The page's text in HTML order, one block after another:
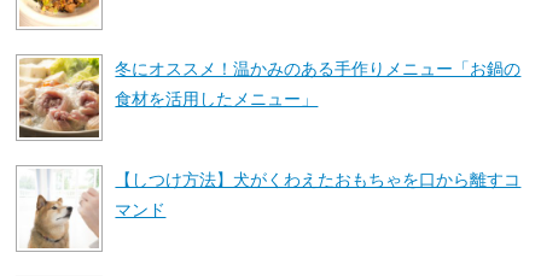
冬にオススメ！温かみのある手作りメニュー「お鍋の
食材を活用したメニュー」
【しつけ方法】犬がくわえたおもちゃを口から離すコ
マンド